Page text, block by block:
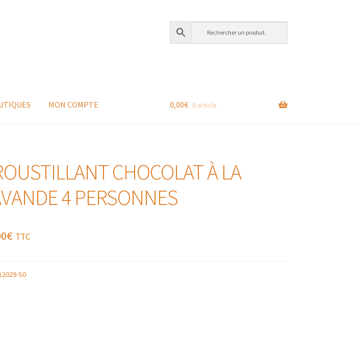
MON COMPTE 0,00€ 0 article
CHOCOLAT À LA
4 PERSONNES
€ TTC
S0